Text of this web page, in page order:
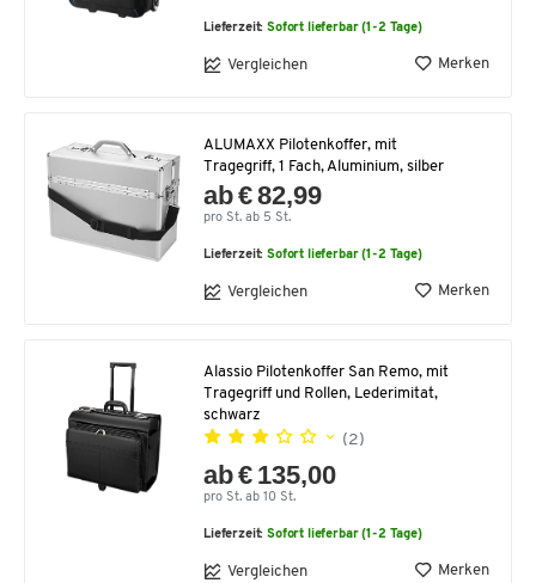
Lieferzeit:Sofort lieferbar (1-2 Tage)
Vergleichen Merken
ALUMAXX Pilotenkoffer, mit
Tragegriff, 1 Fach, Aluminium, silber
ab € 82,99
pro St. ab 5 St.
Lieferzeit:Sofort lieferbar (1-2 Tage)
Vergleichen Merken
Alassio Pilotenkoffer San Remo, mit
Tragegriff und Rollen, Lederimitat,
schwarz
(2)
ab € 135,00
pro St. ab 10 St.
Lieferzeit:Sofort lieferbar (1-2 Tage)
Vergleichen Merken